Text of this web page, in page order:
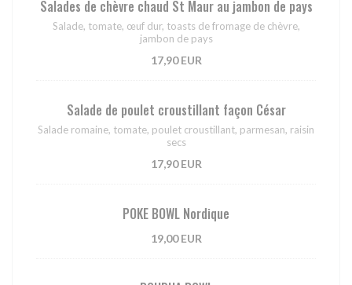
Salades de chèvre chaud St Maur au jambon de pays
Salade, tomate, œuf dur, toasts de fromage de chèvre,
jambon de pays
17,90 EUR
Salade de poulet croustillant façon César
Salade romaine, tomate, poulet croustillant, parmesan, raisin
secs
17,90 EUR
POKE BOWL Nordique
19,00 EUR